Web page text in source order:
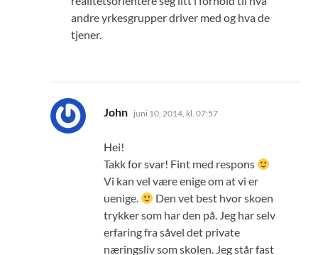
andre yrkesgrupper driver med og hva de
tjener.
John sier:
juni 10, 2014, kl. 07:57
Hei!
Takk for svar! Fint med respons
Vi kan vel være enige om at vi er
uenige.
Den vet best hvor skoen
trykker som har den på. Jeg har selv
erfaring fra såvel det private
næringsliv som skolen. Jeg står fast